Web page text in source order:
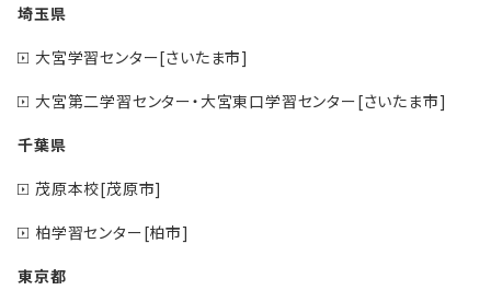
埼玉県
大宮学習センター[さいたま市]
大宮第二学習センター・大宮東口学習センター[さいたま市]
千葉県
茂原本校[茂原市]
柏学習センター[柏市]
東京都